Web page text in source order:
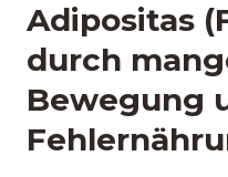
Adipositas
durch
Bewegung